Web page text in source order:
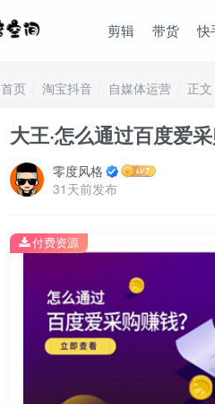
剪辑 带货 快
首页 淘宝抖音 自媒体运营 正文
大王·怎么通过百度爱
零度风格
31天前发布
付费资源